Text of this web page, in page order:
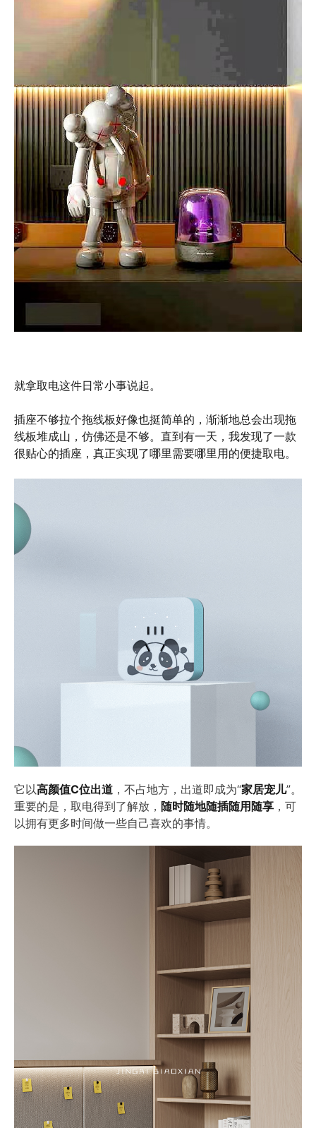
就拿取电这件日常小事说起。
插座不够拉个拖线板好像也挺简单的，渐渐地总会出现拖
线板堆成山，仿佛还是不够。直到有一天，我发现了一款
很贴心的插座，真正实现了哪里需要哪里用的便捷取电。
它以高颜值C位出道 ，不占地方，出道即成为“家居宠儿”。
重要的是，取电得到了解放， 随时随地随插随用随享 ，可
以拥有更多时间做一些自己喜欢的事情。